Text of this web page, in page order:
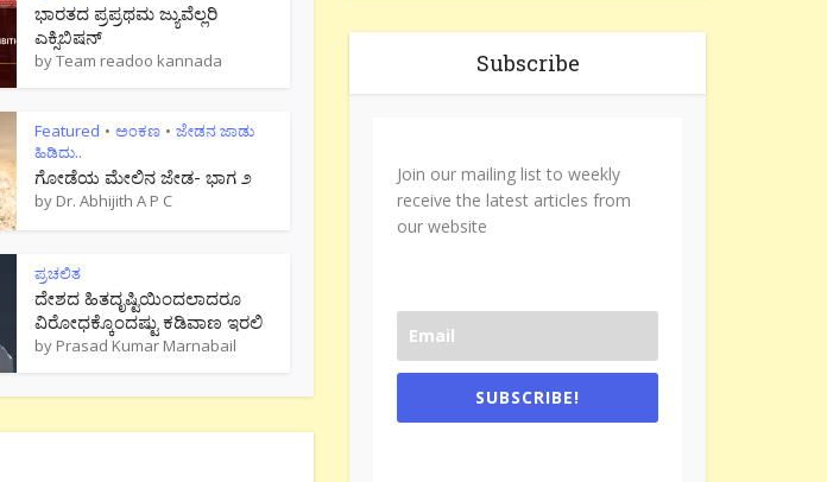
ಭಾರತದ ಪ್ರಪ್ರಥಮ ಜ್ಯುವೆಲ್ಲರಿ
ಎಕ್ಸಿಬಿಷನ್
byTeam readoo kannada
Featured • ಅಂಕಣ • ಜೇಡನ ಜಾಡು
ಹಿಡಿದು..
ಗೋಡೆಯ ಮೇಲಿನ ಜೇಡ- ಭಾಗ ೨
by Dr. Abhijith A P C
ಪ್ರಚಲಿತ
ದೇಶದ ಹಿತದೃಷ್ಟಿಯಿಂದಲಾದರೂ
ವಿರೋಧಕ್ಕೊಂದಷ್ಟು ಕಡಿವಾಣ ಇರಲಿ
by Prasad Kumar Marnabail
Subscribe
Join our mailing list to weekly
receive the latest articles from
our website
SUBSCRIBE!